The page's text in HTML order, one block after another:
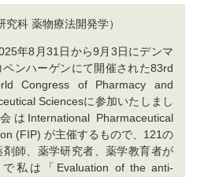
科 薬物療法開発学）
年8月31日から9月3日にデンマ
ペンハーゲンにて開催された83rd
Congress of Pharmacy and
Sciencesに参加いたしまし
はInternational Pharmaceutical
(FIP) が主催するもので、121の
剤師、薬学研究者、薬学教育者が
私は「Evaluation of the anti-